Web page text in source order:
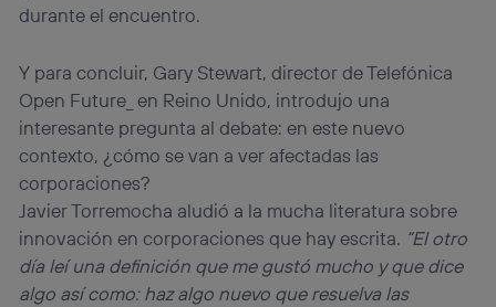
durante el encuentro.
Y para concluir, Gary Stewart, director de Telefónica
Open Future_ en Reino Unido, introdujo una
interesante pregunta al debate: en este nuevo
contexto, ¿cómo se van a ver afectadas las
corporaciones?
Javier Torremocha aludió a la mucha literatura sobre
innovación en corporaciones que hay escrita. “El otro
día leí una definición que me gustó mucho y que dice
algo así como: haz algo nuevo que resuelva las